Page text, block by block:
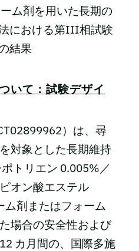
ム剤を用いた長期の
における第III相試験
結果
いて：試験デザイ
）は、尋
対象とした長期維持
トリエン 0.005%／
オン酸エステル
剤またはフォーム
場合の安全性および
カ月間の、国際多施